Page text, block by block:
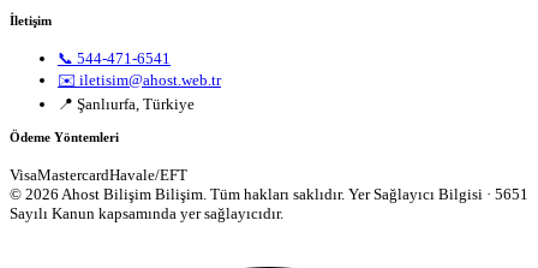
İletişim
📞 544-471-6541
✉️ iletisim@ahost.web.tr
📍 Şanlıurfa, Türkiye
Ödeme Yöntemleri
VisaMastercardHavale/EFT
© 2026 Ahost Bilişim Bilişim. Tüm hakları saklıdır. Yer Sağlayıcı Bilgisi · 5651
Sayılı Kanun kapsamında yer sağlayıcıdır.